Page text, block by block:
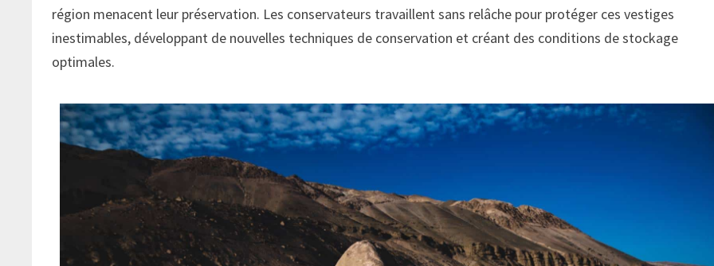
région menacent leur préservation. Les conservateurs travaillent sans relâche pour protéger ces vestiges
inestimables, développant de nouvelles techniques de conservation et créant des conditions de stockage
optimales.